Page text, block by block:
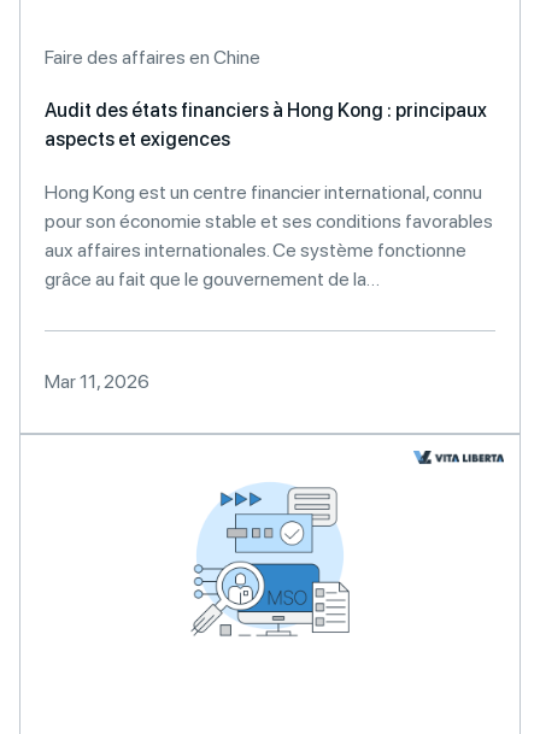
Faire des affaires en Chine
Audit des états financiers à Hong Kong : principaux
aspects et exigences
Hong Kong est un centre financier international, connu
pour son économie stable et ses conditions favorables
aux affaires internationales. Ce système fonctionne
grâce au fait que le gouvernement de la…
Mar 11, 2026